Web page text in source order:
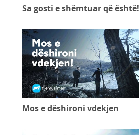
Sa gosti e shëmtuar që është!
Mos e dëshironi vdekjen